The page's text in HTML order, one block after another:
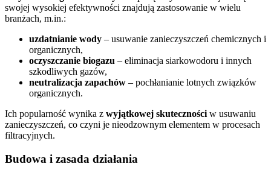
swojej wysokiej efektywności znajdują zastosowanie w wielu
branżach, m.in.:
uzdatnianie wody – usuwanie zanieczyszczeń chemicznych i
organicznych,
oczyszczanie biogazu – eliminacja siarkowodoru i innych
szkodliwych gazów,
neutralizacja zapachów – pochłanianie lotnych związków
organicznych.
Ich popularność wynika z wyjątkowej skuteczności w usuwaniu
zanieczyszczeń, co czyni je nieodzownym elementem w procesach
filtracyjnych.
Budowa i zasada działania